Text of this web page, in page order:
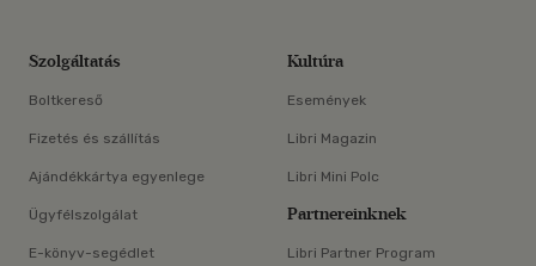
Szolgáltatás
Boltkereső
Fizetés és szállítás
Ajándékkártya egyenlege
Ügyfélszolgálat
E-könyv-segédlet
Kultúra
Események
Libri Magazin
Libri Mini Polc
Partnereinknek
Libri Partner Program